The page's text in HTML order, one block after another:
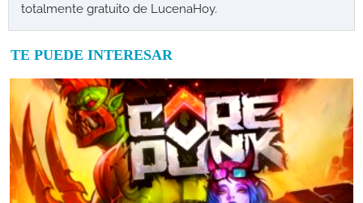
totalmente gratuito de LucenaHoy.
TE PUEDE INTERESAR